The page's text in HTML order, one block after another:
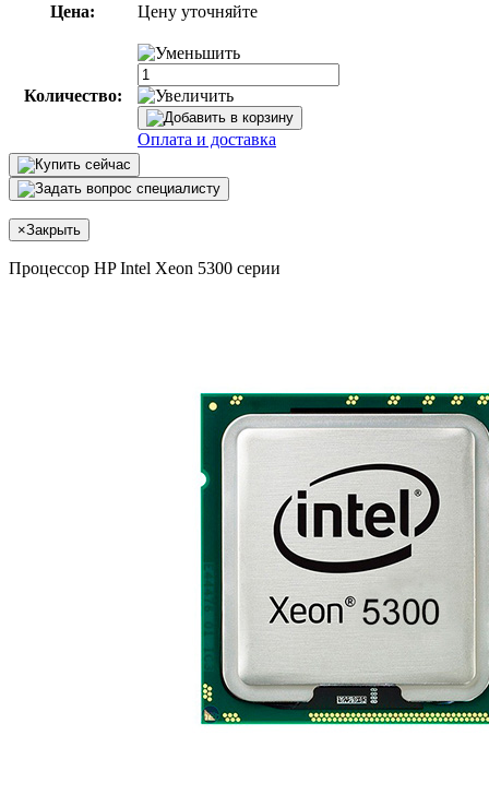
Цена: Цену уточняйте
Количество:
Оплата и доставка
×Закрыть
Процессор HP Intel Xeon 5300 серии